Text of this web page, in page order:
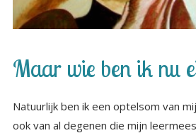
Maar wie ben ik nu
Natuurlijk ben ik een optelsom van
ook van al degenen die mijn